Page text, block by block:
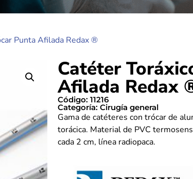
Punta Afilada Redax ®
Catéter
Afilada Redax
Código: 11216
Categoría: Cirugía general
Gama de catéteres con trócar de
torácica. Material de PVC
cada 2 cm, línea radiopaca.